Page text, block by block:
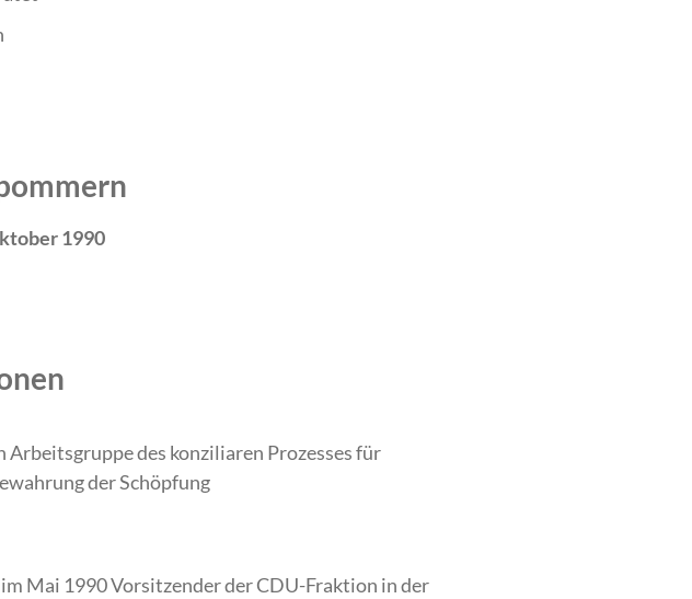
1990
des konziliaren Prozesses für
der Schöpfung
Mai 1990 Vorsitzender der CDU-Fraktion in der